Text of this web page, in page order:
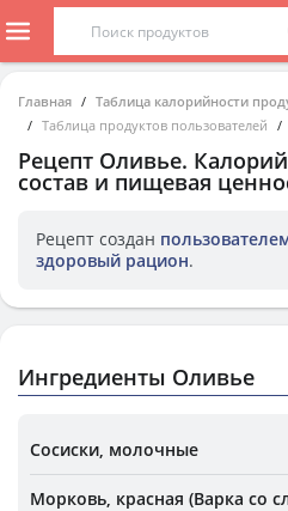
Главная
Таблица калорийности
Таблица продуктов пользователей
Рецепт Оливье.
состав и пищевая
Рецепт создан
здоровый рацион.
Ингредиенты Оливье
Сосиски, молочные
Морковь, красная (Варка со